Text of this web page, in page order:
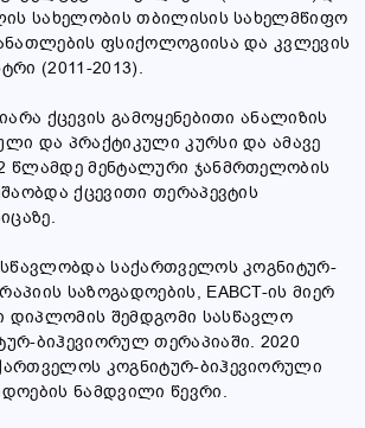
სახელობის თბილისის სახელმწიფო
ფსიქოლოგიისა და კვლევის
(2011-2013).
ქცევის გამოყენებითი ანალიზის
და პრაქტიკული კურსი და ამავე
წლამდე მენტალური ჯანმრთელობის
ქცევითი თერაპევტის
სწავლობდა საქართველოს კოგნიტურ-
საზოგადოების, EABCT-ის მიერ
დიპლომის შემდგომი სასწავლო
ბიჰევიორულ თერაპიაში. 2020
კოგნიტურ-ბიჰევიორული
ნამდვილი წევრი.